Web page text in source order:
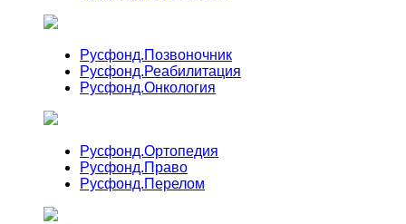
Русфонд.Позвоночник
Русфонд.Реабилитация
Русфонд.Онкология
Русфонд.Ортопедия
Русфонд.Право
Русфонд.Перелом